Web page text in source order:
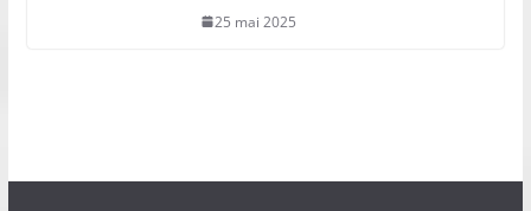
25 mai 2025